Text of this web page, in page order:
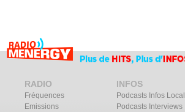
RADIO
Fréquences
Emissions
INFOS
Podcasts Infos
Podcasts Interviews